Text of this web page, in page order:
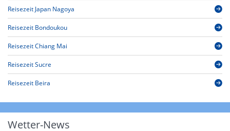
Reisezeit Japan Nagoya
Reisezeit Bondoukou
Reisezeit Chiang Mai
Reisezeit Sucre
Reisezeit Beira
Wetter-News